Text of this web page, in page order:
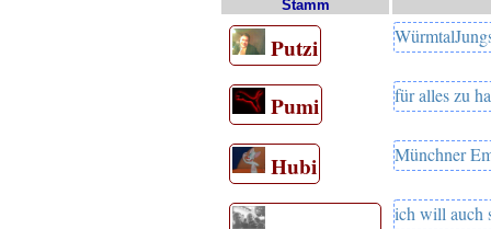
Stamm
Putzi
Pumi für alles zu
Hubi Münchner
ich will auch